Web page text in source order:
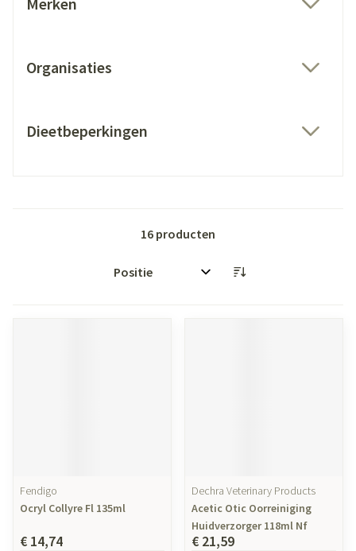
Organisaties
Dieetbeperkingen
16 producten
Sorteer op:
Fendigo
Ocryl Collyre Fl 135ml
€ 14,74
Dechra Veterinary Products
Acetic Otic Oorreiniging
Huidverzorger 118ml Nf
€ 21,59